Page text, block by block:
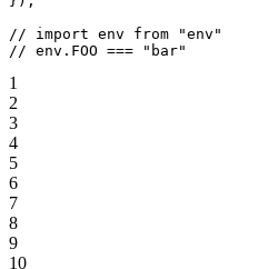
// import env from "env"
// env.FOO === "bar"
1
2
3
4
5
6
7
8
9
10